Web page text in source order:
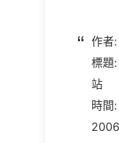
作
標題
站
時間
2006